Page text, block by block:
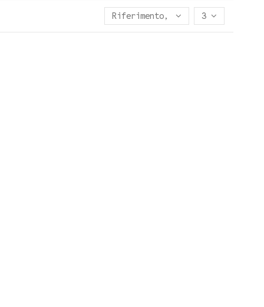
Riferimento, Z - A 3